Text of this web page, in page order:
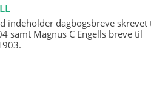
indeholder dagbogsbreve skrevet
samt Magnus C Engells breve til